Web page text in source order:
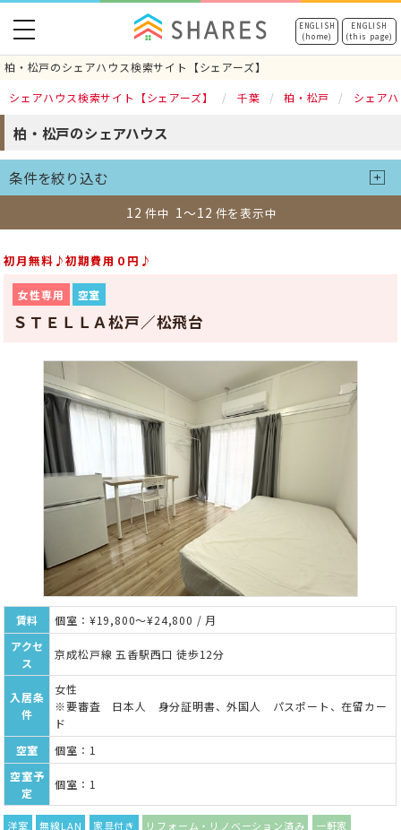
ENGLISH
(home)
ENGLISH
(this page)
柏・松戸のシェアハウス検索サイト【シェアーズ】
toggle
navigation
シェアハウス検索サイト【シェアーズ】 千葉 柏・松戸 シェア
柏・松戸のシェアハウス
条件を絞り込む
12 件中 1～12 件を表示中
初月無料♪初期費用０円♪
女性専用 空室
ＳＴＥＬＬＡ松戸／松飛台
賃料
個室：¥19,800～¥24,800 / 月
アクセ
ス
京成松戸線 五香駅西口 徒歩12分
入居条
件
女性
※要審査 日本人 身分証明書、外国人 パスポート、在留カー
ド
空室
個室：1
空室予
定
個室：1
洋室 無線LAN 家具付き リフォーム・リノベーション済み
一軒家